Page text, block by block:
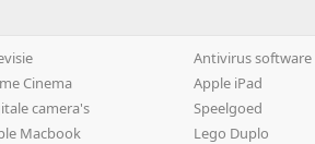
Cinema
camera's
Macbook
Antivirus software
Apple iPad
Speelgoed
Lego Duplo